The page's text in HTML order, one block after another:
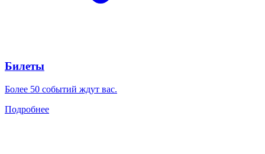
Билеты
Более 50 событий ждут вас.
Подробнее